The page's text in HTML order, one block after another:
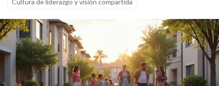
Cultura de liderazgo y visión compartida